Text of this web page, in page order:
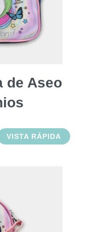
de Aseo
VISTA RÁPIDA